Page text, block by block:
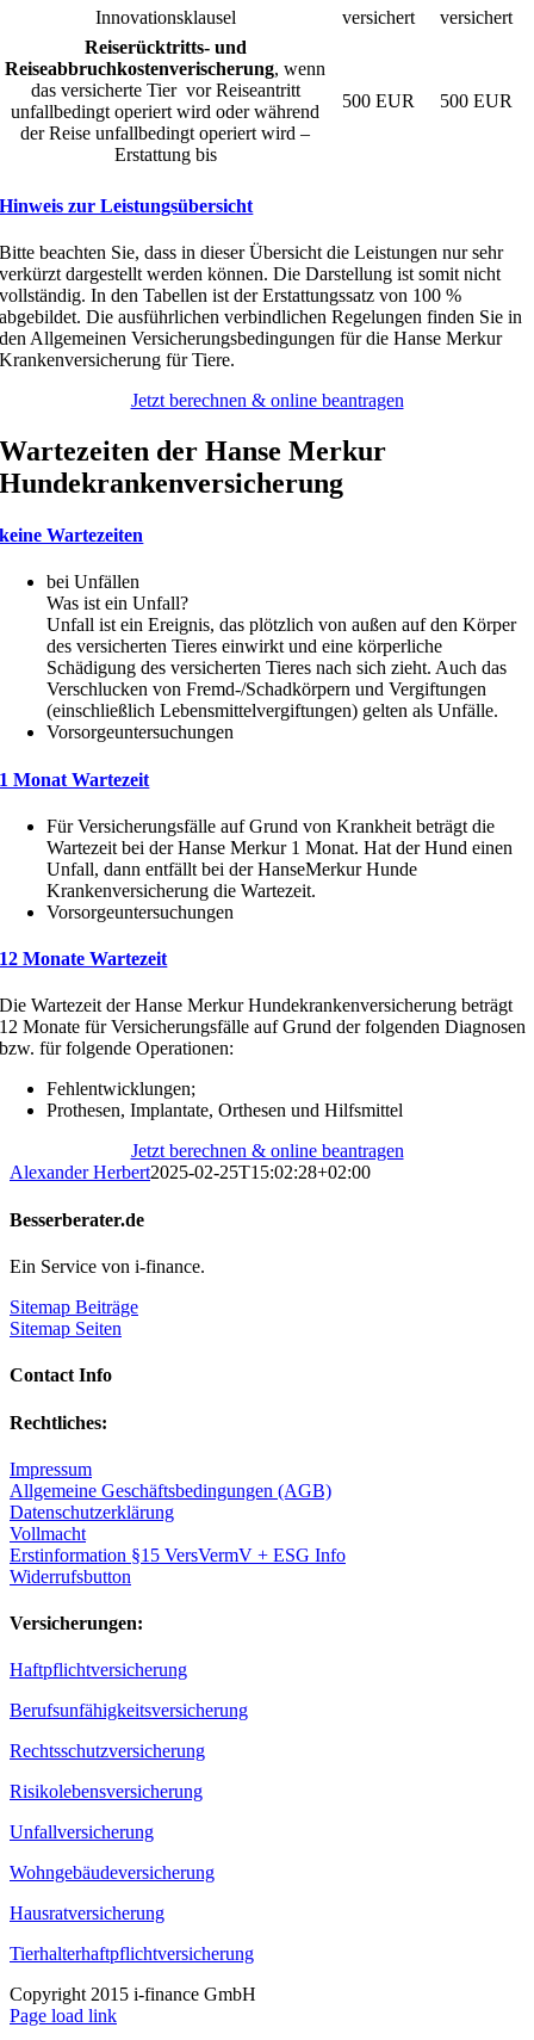
Innovationsklausel versichert
versichert
Reiserücktritts- und
Reiseabbruchkostenverischerung, wenn
das versicherte Tier vor Reiseantritt
unfallbedingt operiert wird oder während
der Reise unfallbedingt operiert wird –
Erstattung bis
500 EUR 500 EUR
Hinweis zur Leistungsübersicht
Bitte beachten Sie, dass in dieser Übersicht die Leistungen nur sehr
verkürzt dargestellt werden können. Die Darstellung ist somit nicht
vollständig. In den Tabellen ist der Erstattungssatz von 100 %
abgebildet. Die ausführlichen verbindlichen Regelungen finden Sie in
den Allgemeinen Versicherungsbedingungen für die Hanse Merkur
Krankenversicherung für Tiere.
Jetzt berechnen & online beantragen
Wartezeiten der Hanse Merkur
Hundekrankenversicherung
keine Wartezeiten
bei Unfällen
Was ist ein Unfall?
Unfall ist ein Ereignis, das plötzlich von außen auf den Körper
des versicherten Tieres einwirkt und eine körperliche
Schädigung des versicherten Tieres nach sich zieht. Auch das
Verschlucken von Fremd-/Schadkörpern und Vergiftungen
(einschließlich Lebensmittelvergiftungen) gelten als Unfälle.
Vorsorgeuntersuchungen
1 Monat Wartezeit
Für Versicherungsfälle auf Grund von Krankheit beträgt die
Wartezeit bei der Hanse Merkur 1 Monat. Hat der Hund einen
Unfall, dann entfällt bei der HanseMerkur Hunde
Krankenversicherung die Wartezeit.
Vorsorgeuntersuchungen
12 Monate Wartezeit
Die Wartezeit der Hanse Merkur Hundekrankenversicherung beträgt
12 Monate für Versicherungsfälle auf Grund der folgenden Diagnosen
bzw. für folgende Operationen:
Fehlentwicklungen;
Prothesen, Implantate, Orthesen und Hilfsmittel
Jetzt berechnen & online beantragen
Alexander Herbert2025-02-25T15:02:28+02:00
Besserberater.de
Ein Service von i-finance.
Sitemap Beiträge
Sitemap Seiten
Contact Info
Rechtliches:
Impressum
Allgemeine Geschäftsbedingungen (AGB)
Datenschutzerklärung
Vollmacht
Erstinformation §15 VersVermV + ESG Info
Widerrufsbutton
Versicherungen:
Haftpflichtversicherung
Berufsunfähigkeitsversicherung
Rechtsschutzversicherung
Risikolebensversicherung
Unfallversicherung
Wohngebäudeversicherung
Hausratversicherung
Tierhalterhaftpflichtversicherung
Copyright 2015 i-finance GmbH
Page load link